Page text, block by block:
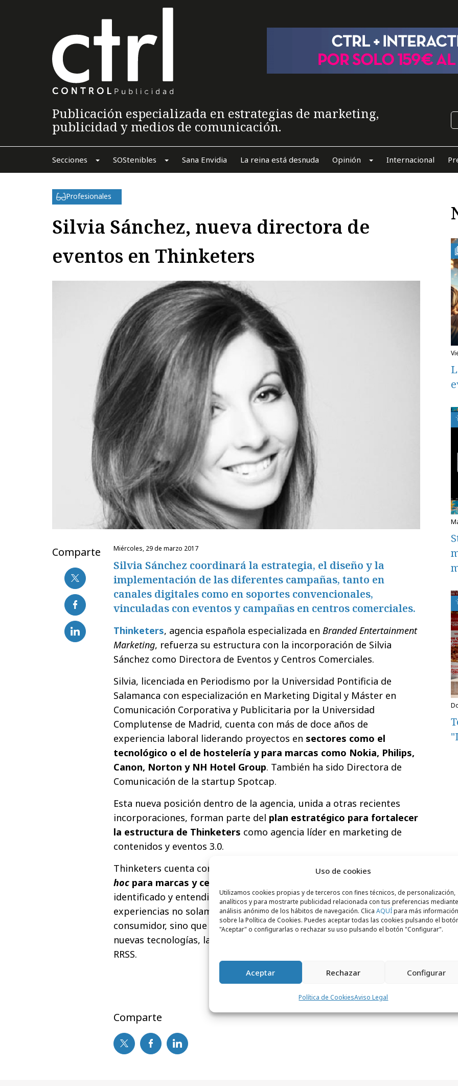
Uso de cookies
Utilizamos cookies propias y de terceros con fines técnicos, de personalización,
analíticos y para mostrarte publicidad relacionada con tus preferencias
análisis anónimo de los hábitos de navegación. Clica AQUÍpara más información
sobre la Política de Cookies. Puedes aceptar todas las cookies pulsando el
"Aceptar" o configurarlas o rechazar su uso pulsando el botón "Configurar".
Aceptar Rechazar Configurar
Política de CookiesAviso Legal
Publicación especializada en estrategias de marketing,
publicidad y medios de comunicación.
Secciones SOStenibles Sana Envidia La reina está desnuda Opinión Internacional
Profesionales
Silvia Sánchez, nueva directora de
eventos en Thinketers
Comparte miércoles, 29 de marzo 2017
Silvia Sánchez coordinará la estrategia, el diseño y la
implementación de las diferentes campañas, tanto en
canales digitales como en soportes convencionales,
vinculadas con eventos y campañas en centros comerciales.
Thinketers, agencia española especializada en Branded Entertainment
Marketing, refuerza su estructura con la incorporación de Silvia
Sánchez como Directora de Eventos y Centros Comerciales.
Silvia, licenciada en Periodismo por la Universidad Pontificia de
Salamanca con especialización en Marketing Digital y Máster en
Comunicación Corporativa y Publicitaria por la Universidad
Complutense de Madrid, cuenta con más de doce años de
experiencia laboral liderando proyectos en sectores como el
tecnológico o el de hostelería y para marcas como Nokia, Philips,
Canon, Norton y NH Hotel Group. También ha sido Directora de
Comunicación de la startup Spotcap.
Esta nueva posición dentro de la agencia, unida a otras recientes
incorporaciones, forman parte del plan estratégico para fortalecer
la estructura de Thinketers como agencia líder en marketing de
contenidos y eventos 3.0.
Thinketers cuenta con
22 años de experiencia creando eventos
hoc para marcas y centros comerciales
identificado y entendido la necesidad del mercado de crear
experiencias no solamente personalizadas y exclusivas para el
consumidor, sino que también logren amplificarse con el uso de
nuevas tecnologías, la vinculación con influencers y el desarrollo en
RRSS.
Comparte